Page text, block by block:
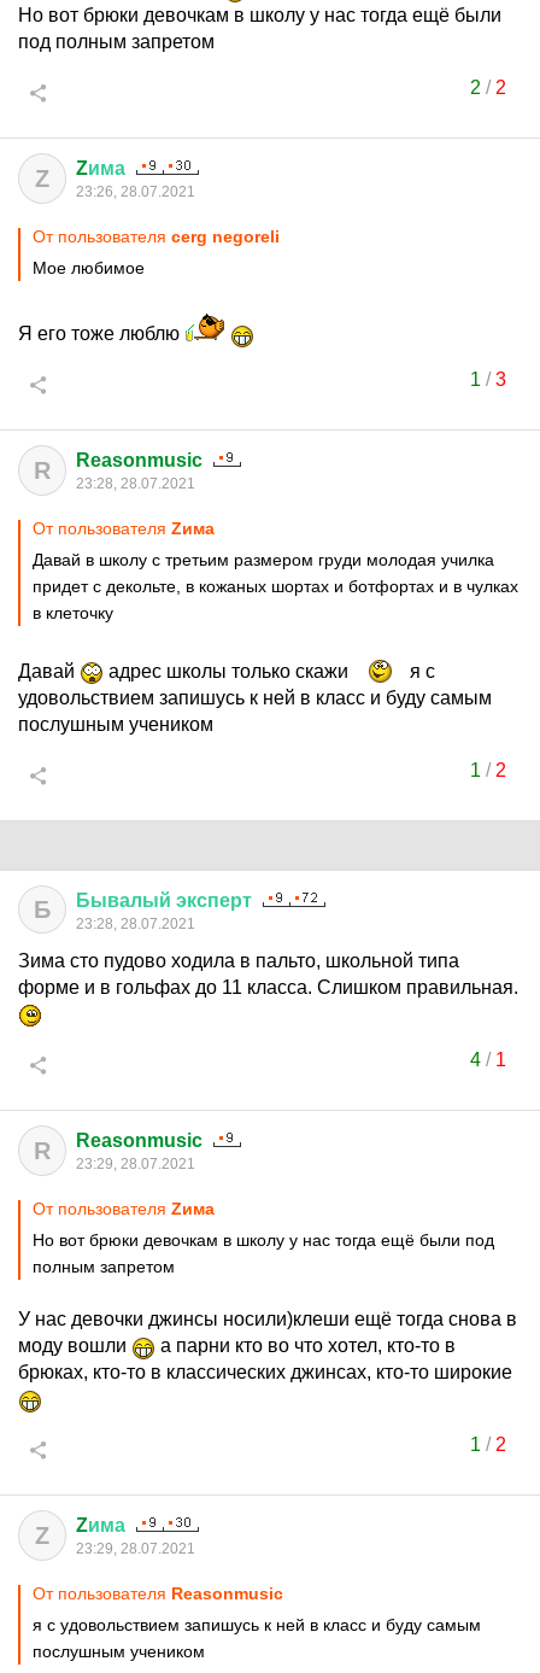
Но вот брюки девочкам в школу у нас тогда ещё были
под полным запретом
2 / 2
Z Zима
23:26, 28.07.2021
От пользователя cerg negoreli
Мое любимое
Я его тоже люблю
1 /3
R Reasonmusic
23:28, 28.07.2021
От пользователя Zима
Давай в школу с третьим размером груди молодая училка
придет с декольте, в кожаных шортах и ботфортах и в чулках
в клеточку
Давай адрес школы только скажи
я с
удовольствием запишусь к ней в класс и буду самым
послушным учеником
1 / 2
Б Бывалый эксперт
23:28, 28.07.2021
Зима сто пудово ходила в пальто, школьной типа
форме и в гольфах до 11 класса. Слишком правильная.
4/ 1
R Reasonmusic
23:29, 28.07.2021
От пользователя Zима
Но вот брюки девочкам в школу у нас тогда ещё были под
полным запретом
У нас девочки джинсы носили)клеши ещё тогда снова в
моду вошли
а парни кто во что хотел, кто-то в
брюках, кто-то в классических джинсах, кто-то широкие
1 / 2
Z Zима
23:29, 28.07.2021
От пользователя Reasonmusic
я с удовольствием запишусь к ней в класс и буду самым
послушным учеником